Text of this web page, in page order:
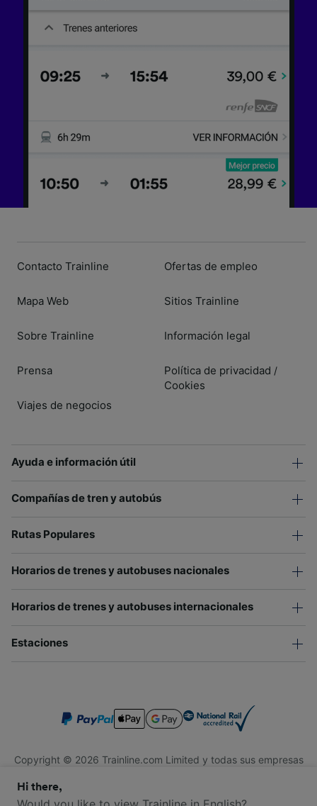
Contacto Trainline
Mapa Web
Sobre Trainline
Prensa
Viajes de negocios
Ofertas de empleo
Sitios Trainline
Información legal
Política de privacidad /
Cookies
Ayuda e información útil
Compañías de tren y autobús
Rutas Populares
Horarios de trenes y autobuses nacionales
Horarios de trenes y autobuses internacionales
Estaciones
Copyright © 2026 Trainline.com Limited y todas sus empresas
Trainline.com Limited está registrada en Inglaterra y Gales.
Compañía No. 3846791. Dirección: 1 Stonecutter St, Londres
Hi there,